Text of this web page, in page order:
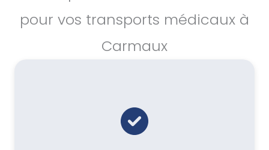
pour vos transports médicaux à
Carmaux